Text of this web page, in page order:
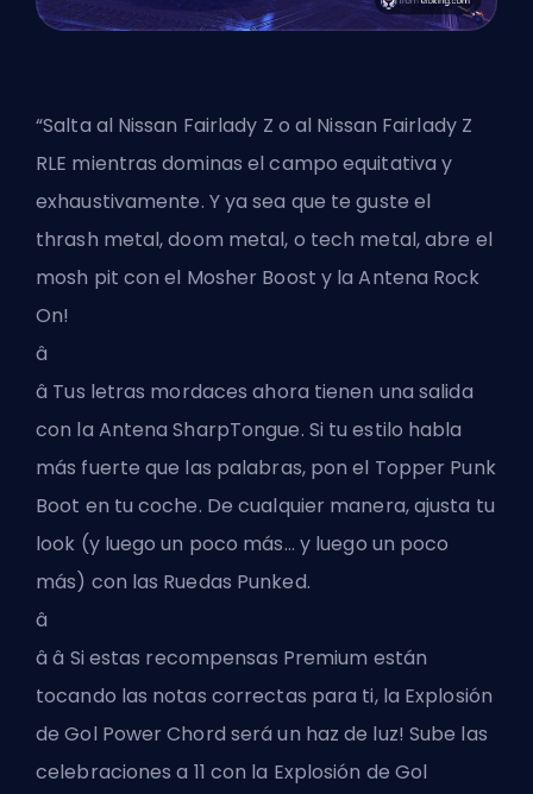
“Salta al Nissan Fairlady Z o al Nissan Fairlady Z
RLE mientras dominas el campo equitativa y
exhaustivamente. Y ya sea que te guste el
thrash metal, doom metal, o tech metal, abre el
mosh pit con el Mosher Boost y la Antena Rock
On!
â
â Tus letras mordaces ahora tienen una salida
con la Antena SharpTongue. Si tu estilo habla
más fuerte que las palabras, pon el Topper Punk
Boot en tu coche. De cualquier manera, ajusta tu
look (y luego un poco más... y luego un poco
más) con las Ruedas Punked.
â
â â Si estas recompensas Premium están
tocando las notas correctas para ti, la Explosión
de Gol Power Chord será un haz de luz! Sube las
celebraciones a 11 con la Explosión de Gol